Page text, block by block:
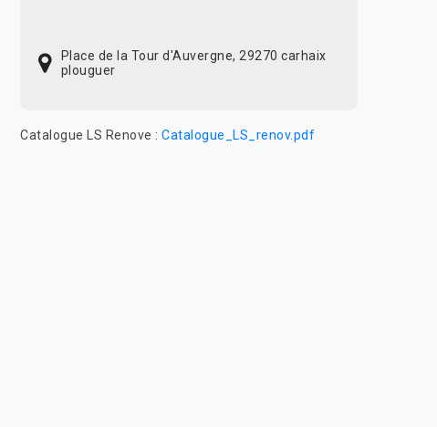
Place de la Tour d'Auvergne, 29270 carhaix
plouguer
Catalogue LS Renove : Catalogue_LS_renov.pdf